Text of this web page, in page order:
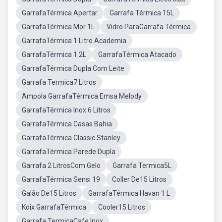
GarrafaTérmica Apertar
Garrafa Térmica 15L
GarrafaTérmica Mor 1L
Vidro ParaGarrafa Térmica
GarrafaTérmica 1 Litro Academia
GarrafaTérmica 1.2L
GarrafaTérmica Atacado
GarrafaTérmica Dupla Com Leite
Garrafa Termica7 Litros
Ampola GarrafaTérmica Emsa Melody
GarrafaTérmica Inox 6 Litros
GarrafaTérmica Casas Bahia
GarrafaTérmica Classic Stanley
GarrafaTérmica Parede Dupla
Garrafa 2 LitrosCom Gelo
Garrafa Termica5L
GarrafaTérmica Sensi 19
Coller De15 Litros
Galão De15 Litros
GarrafaTérmica Havan 1 L
Koix GarrafaTérmica
Cooler15 Litros